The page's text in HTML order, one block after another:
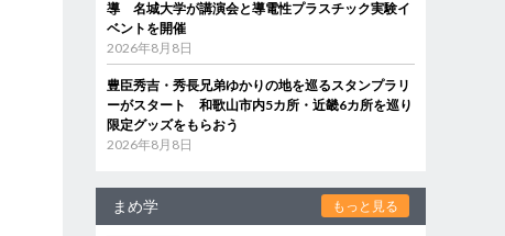
導 名城大学が講演会と導電性プラスチック実験イ
ベントを開催
2026年8月8日
豊臣秀吉・秀長兄弟ゆかりの地を巡るスタンプラリ
ーがスタート 和歌山市内5カ所・近畿6カ所を巡り
限定グッズをもらおう
2026年8月8日
まめ学 もっと見る